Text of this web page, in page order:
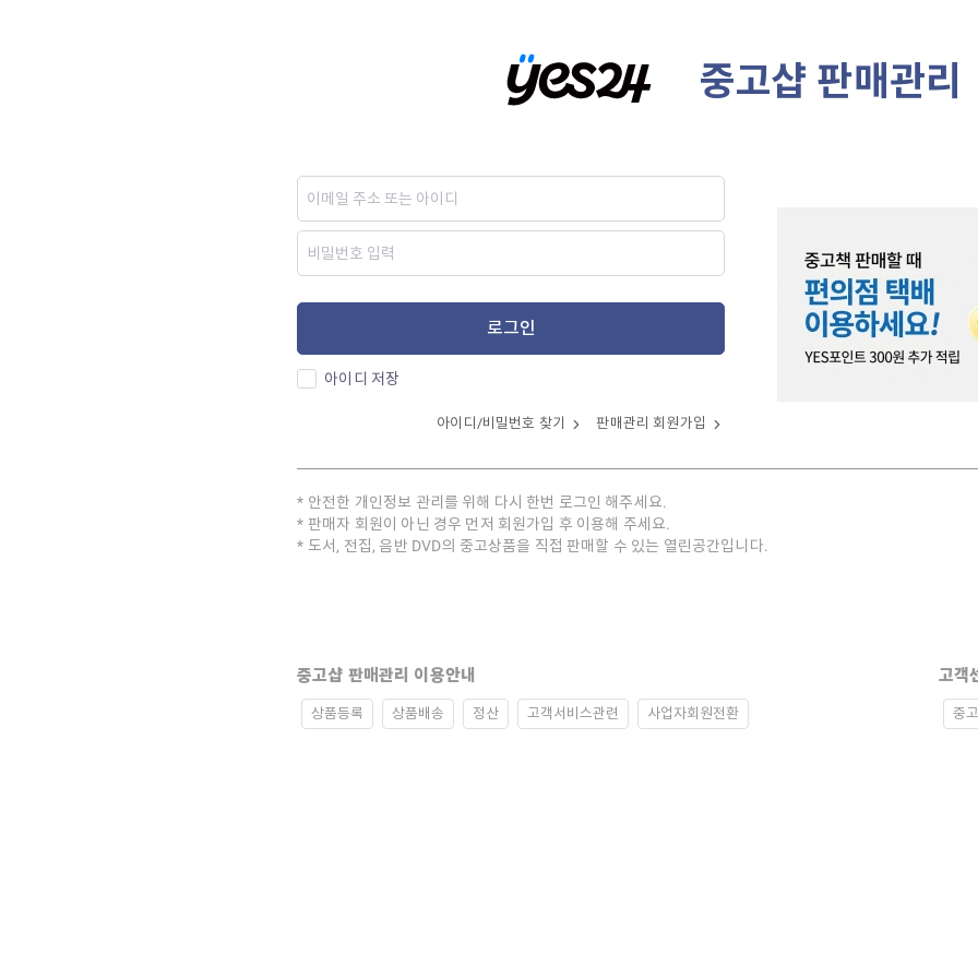
중고샵 판매관리
로그인
아이디 저장
아이디/비밀번호 찾기 판매관리 회원가입
안전한 개인정보 관리를 위해 다시 한번 로그인 해주세요.
판매자 회원이 아닌 경우 먼저 회원가입 후 이용해 주세요.
도서, 전집, 음반 DVD의 중고상품을 직접 판매할 수 있는 열린공간입니다.
중고샵 판매관리 이용안내
상품등록 상품배송 정산 고객서비스관련 사업자회원전환
고객
중